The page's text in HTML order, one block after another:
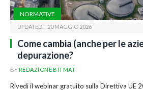
NORMATIVE
UPDATED: 20 MAGGIO 2026
Come cambia (anche per le
depurazione?
BYREDAZIONE BITMAT
Rivedi il webinar gratuito sulla Direttiva UE